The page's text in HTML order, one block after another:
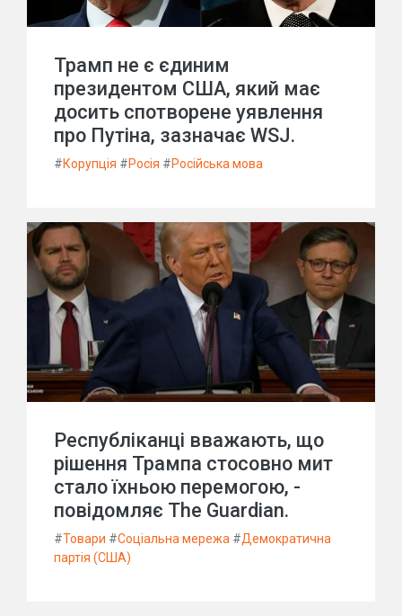
Трамп не є єдиним
президентом США, який має
досить спотворене уявлення
про Путіна, зазначає WSJ.
#Корупція #Росія #Російська мова
Республіканці вважають, що
рішення Трампа стосовно мит
стало їхньою перемогою, -
повідомляє The Guardian.
#Товари #Соціальна мережа #Демократична
партія (США)